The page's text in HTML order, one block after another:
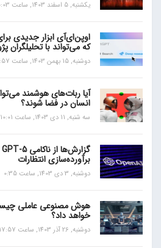
یکشنبه, 5 اسفند 1403, ساعت 20:03
اوپن‌ای‌آی ابزار جدیدی
که می‌تواند با تحلیلگران
دوشنبه, 15 بهمن 1403, ساعت 19:57
آیا ربات‌های هوشمند
انسان در فضا شوند؟
سه شنبه, 11 دی 1403, ساعت 10:01
برآورده‌سازی انتظارات
دوشنبه, 3 دی 1403, ساعت 0:35
هوش مصنوعی عاملی چیست
خواهد داد؟
دوشنبه, 26 آذر 1403, ساعت 17:57